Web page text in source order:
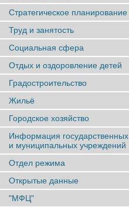
Стратегическое планирование
Труд и занятость
Социальная сфера
Отдых и оздоровление детей
Градостроительство
Жильё
Городское хозяйство
Информация государственных
и муниципальных учреждений
Отдел режима
Открытые данные
"МФЦ"